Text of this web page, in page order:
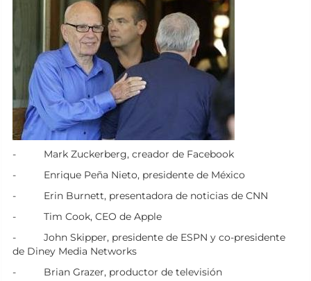
- Mark Zuckerberg, creador de Facebook
- Enrique Peña Nieto, presidente de México
- Erin Burnett, presentadora de noticias de CNN
- Tim Cook, CEO de Apple
- John Skipper, presidente de ESPN y co-presidente
de Diney Media Networks
- Brian Grazer, productor de televisión